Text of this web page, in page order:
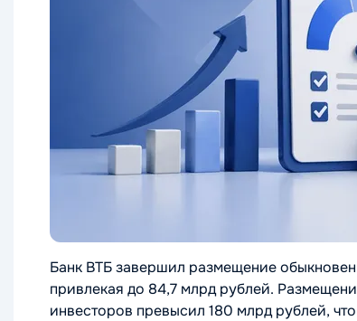
Банк ВТБ завершил размещение
привлекая до 84,7 млрд рублей.
инвесторов превысил 180 млрд рублей,